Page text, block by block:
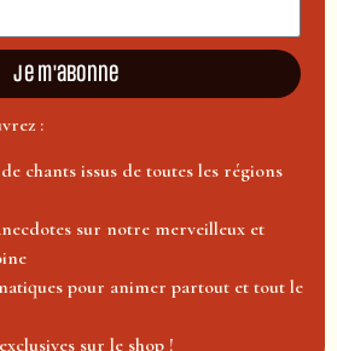
Je m'abonne
:
chants issus de toutes les régions
sur notre merveilleux et
pour animer partout et tout le
sur le shop !